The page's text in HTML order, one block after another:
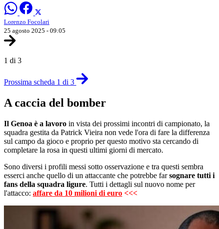
Lorenzo Focolari
25 agosto 2025 - 09:05
1 di 3
Prossima scheda 1 di 3
A caccia del bomber
Il Genoa è a lavoro in vista dei prossimi incontri di campionato, la
squadra gestita da Patrick Vieira non vede l'ora di fare la differenza
sul campo da gioco e proprio per questo motivo sta cercando di
completare la rosa in questi ultimi giorni di mercato.
Sono diversi i profili messi sotto osservazione e tra questi sembra
esserci anche quello di un attaccante che potrebbe farsognare tutti i
fans della squadra ligure. Tutti i dettagli sul nuovo nome per
l'attacco: affare da 10 milioni di euro <<<